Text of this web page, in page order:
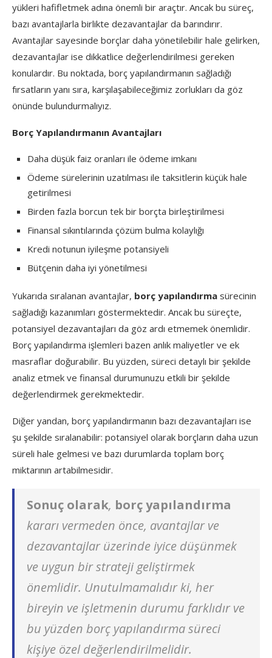
yükleri hafifletmek adına önemli bir araçtır. Ancak bu süreç,
bazı avantajlarla birlikte dezavantajlar da barındırır.
Avantajlar sayesinde borçlar daha yönetilebilir hale gelirken,
dezavantajlar ise dikkatlice değerlendirilmesi gereken
konulardır. Bu noktada, borç yapılandırmanın sağladığı
fırsatların yanı sıra, karşılaşabileceğimiz zorlukları da göz
önünde bulundurmalıyız.
Borç Yapılandırmanın Avantajları
Daha düşük faiz oranları ile ödeme imkanı
Ödeme sürelerinin uzatılması ile taksitlerin küçük hale
getirilmesi
Birden fazla borcun tek bir borçta birleştirilmesi
Finansal sıkıntılarında çözüm bulma kolaylığı
Kredi notunun iyileşme potansiyeli
Bütçenin daha iyi yönetilmesi
Yukarıda sıralanan avantajlar, borç yapılandırma sürecinin
sağladığı kazanımları göstermektedir. Ancak bu süreçte,
potansiyel dezavantajları da göz ardı etmemek önemlidir.
Borç yapılandırma işlemleri bazen anlık maliyetler ve ek
masraflar doğurabilir. Bu yüzden, süreci detaylı bir şekilde
analiz etmek ve finansal durumunuzu etkili bir şekilde
değerlendirmek gerekmektedir.
Diğer yandan, borç yapılandırmanın bazı dezavantajları ise
şu şekilde sıralanabilir: potansiyel olarak borçların daha uzun
süreli hale gelmesi ve bazı durumlarda toplam borç
miktarının artabilmesidir.
Sonuç olarak, borç yapılandırma
kararı vermeden önce, avantajlar ve
dezavantajlar üzerinde iyice düşünmek
ve uygun bir strateji geliştirmek
önemlidir. Unutulmamalıdır ki, her
bireyin ve işletmenin durumu farklıdır ve
bu yüzden borç yapılandırma süreci
kişiye özel değerlendirilmelidir.